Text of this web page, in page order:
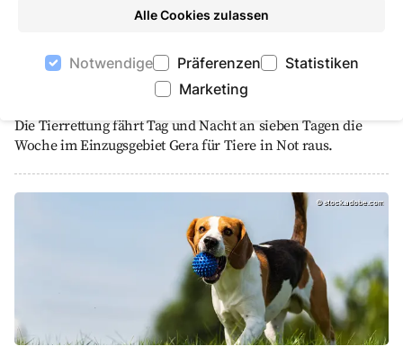
Alle Cookies zulassen
Notwendige Präferenzen
Statistiken
Marketing
Die Tierrettung fährt Tag und Nacht an sieben Tagen die
Woche im Einzugsgebiet Gera für Tiere in Not raus.
© stock.adobe.com